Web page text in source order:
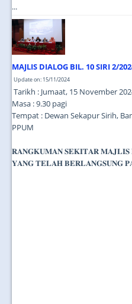
...
MAJLIS DIALOG BIL. 10 SIRI 2/
Update on: 15/11/2024
Tarikh : Jumaat, 15 November
Masa : 9.30 pagi
Tempat : Dewan Sekapur Sirih,
PPUM
𝐑𝐀𝐍𝐆𝐊𝐔𝐌𝐀𝐍 𝐒𝐄𝐊𝐈𝐓𝐀𝐑 𝐌𝐀𝐉𝐋𝐈𝐒
𝐘𝐀𝐍𝐆 𝐓𝐄𝐋𝐀𝐇 𝐁𝐄𝐑𝐋𝐀𝐍𝐆𝐒𝐔𝐍𝐆